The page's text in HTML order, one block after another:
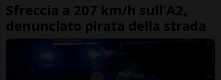
Sfreccia a 207 km/h sull'A2,
denunciato pirata della strada